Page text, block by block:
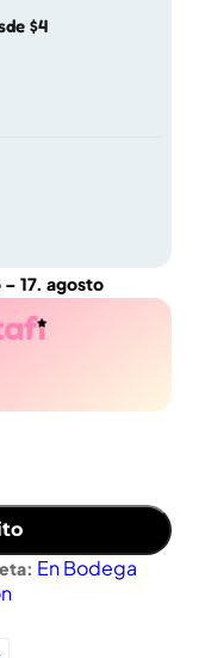
$4
17. agosto
En Bodega